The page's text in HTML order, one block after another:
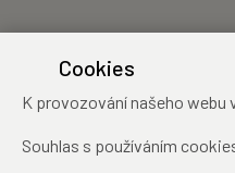
Cookies
K provozování našeho
Souhlas s používáním